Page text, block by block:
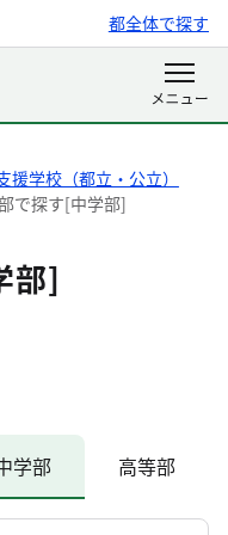
都全体で探す
援学校（都立・公立）
で探す[中学部]
部]
学部 高等部